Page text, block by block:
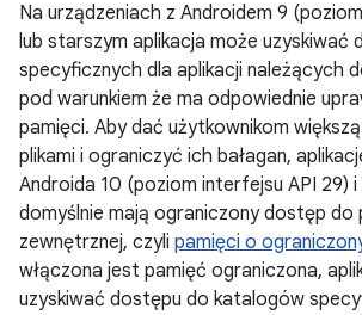
Na urządzeniach z Androidem 9
lub starszym aplikacja może uzyskiwać
specyficznych dla aplikacji należących
pod warunkiem że ma odpowiednie
pamięci. Aby dać użytkownikom
plikami i ograniczyć ich bałagan,
Androida 10 (poziom interfejsu API 29) i
domyślnie mają ograniczony dostęp do
zewnętrznej, czyli pamięci o
włączona jest pamięć ograniczona,
uzyskiwać dostępu do katalogów